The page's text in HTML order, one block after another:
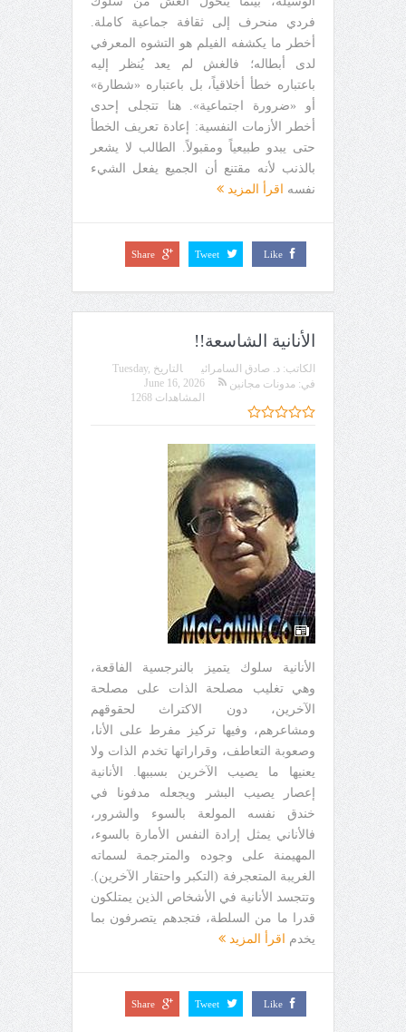
فردي منحرف إلى ثقافة جماعية كاملة.
أخطر ما يكشفه الفيلم هو التشوه المعرفي
لدى أبطاله؛ فالغش لم يعد يُنظر إليه
باعتباره خطأ أخلاقياً، بل باعتباره «شطارة»
أو «ضرورة اجتماعية». هنا تتجلى إحدى
أخطر الأزمات النفسية: إعادة تعريف الخطأ
حتى يبدو طبيعياً ومقبولاً. الطالب لا يشعر
بالذنب لأنه مقتنع أن الجميع يفعل الشيء
نفسه
اقرأ المزيد
Like
Tweet
Share
الأنانية الشاسعة!!
الكاتب: د. صادق السامرائي التاريخ Tuesday,
June 16, 2026
في: مدونات مجانين
المشاهدات 1268
الأنانية سلوك يتميز بالنرجسية الفاقعة،
وهي تغليب مصلحة الذات على مصلحة
الآخرين، دون الاكتراث لحقوقهم
ومشاعرهم، وفيها تركيز مفرط على الأنا،
وصعوبة التعاطف، وقراراتها تخدم الذات ولا
يعنيها ما يصيب الآخرين بسببها. الأنانية
إعصار يصيب البشر ويجعله مدفونا في
خندق نفسه المولعة بالسوء والشرور،
فالأناني يمثل إرادة النفس الأمارة بالسوء،
المهيمنة على وجوده والمترجمة لسماته
الغريبة المتعجرفة (التكبر واحتقار الآخرين).
وتتجسد الأنانية في الأشخاص الذين يمتلكون
قدرا ما من السلطة، فتجدهم يتصرفون بما
يخدم
اقرأ المزيد
Like
Tweet
Share